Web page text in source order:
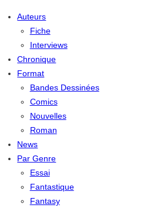
Auteurs
Fiche
Interviews
Chronique
Format
Bandes Dessinées
Comics
Nouvelles
Roman
News
Par Genre
Essai
Fantastique
Fantasy